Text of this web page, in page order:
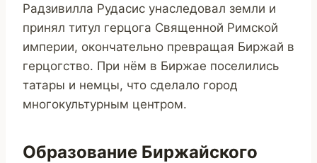
Радзивилла Рудасис унаследовал земли и
принял титул герцога Священной Римской
империи, окончательно превращая Биржай в
герцогство. При нём в Биржае поселились
татары и немцы, что сделало город
многокультурным центром.
Образование Биржайского